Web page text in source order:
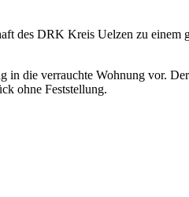
des DRK Kreis Uelzen zu einem
die verrauchte Wohnung vor.
ohne Feststellung.